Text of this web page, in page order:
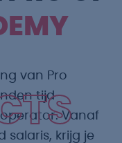
van Pro
tijd
Vanaf
salaris, krijg je